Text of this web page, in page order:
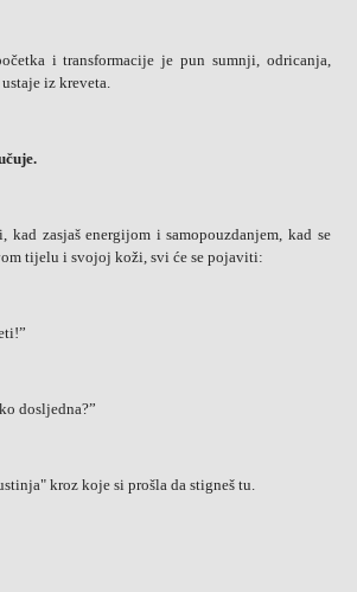
i transformacije je pun sumnji, odricanja,
iz kreveta.
kad zasjaš energijom i samopouzdanjem, kad se
tijelu i svojoj koži,svi će se pojaviti:
dosljedna?”
kroz koje si prošla da stigneš tu.